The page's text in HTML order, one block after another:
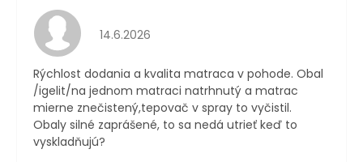
Hodnotenie obchodu je 4 z 5 hviezdičiek.
14.6.2026
Rýchlost dodania a kvalita matraca v pohode. Obal
/igelit/na jednom matraci natrhnutý a matrac
mierne znečistený,tepovač v spray to vyčistil.
Obaly silné zaprášené, to sa nedá utrieť keď to
vyskladňujú?